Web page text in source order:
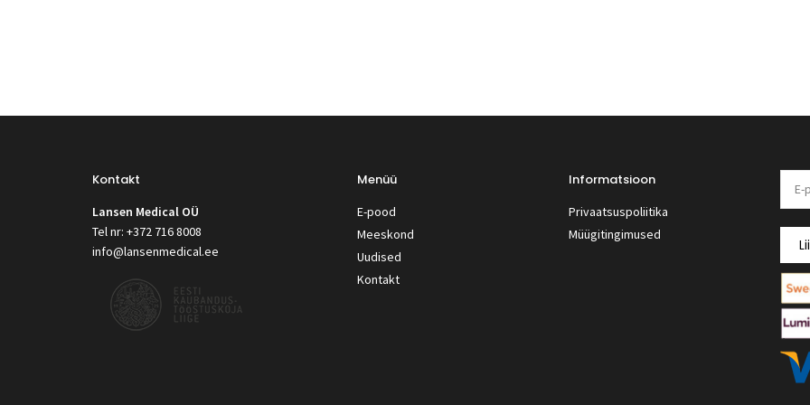
Kontakt
Lansen Medical OÜ
Tel nr: +372 716 8008
info@lansenmedical.ee
Menüü
E-pood
Meeskond
Uudised
Kontakt
Informatsioon
Privaatsuspoliitika
Müügitingimused